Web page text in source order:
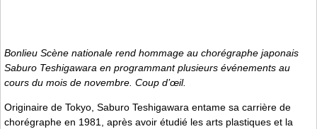
Bonlieu Scène nationale rend hommage au chorégraphe japonais
Saburo Teshigawara en programmant plusieurs événements au
cours du mois de novembre. Coup d’œil.
Originaire de Tokyo, Saburo Teshigawara entame sa carrière de
chorégraphe en 1981, après avoir étudié les arts plastiques et la